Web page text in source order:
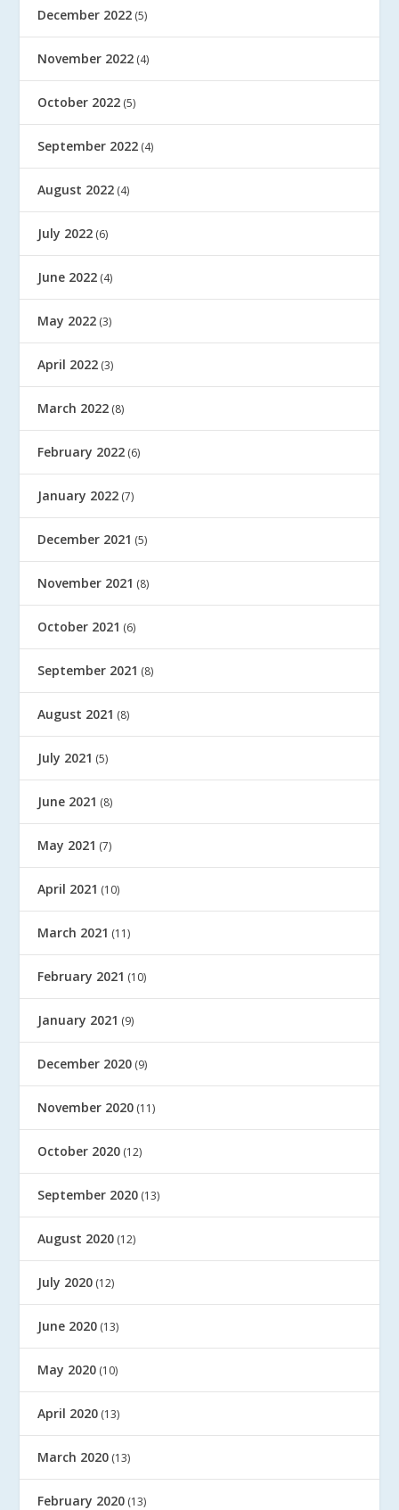
December 2022 (5)
November 2022 (4)
October 2022 (5)
September 2022 (4)
August 2022 (4)
July 2022 (6)
June 2022 (4)
May 2022 (3)
April 2022 (3)
March 2022 (8)
February 2022 (6)
January 2022 (7)
December 2021 (5)
November 2021 (8)
October 2021 (6)
September 2021 (8)
August 2021 (8)
July 2021 (5)
June 2021 (8)
May 2021 (7)
April 2021 (10)
March 2021 (11)
February 2021 (10)
January 2021 (9)
December 2020 (9)
November 2020 (11)
October 2020 (12)
September 2020 (13)
August 2020 (12)
July 2020 (12)
June 2020 (13)
May 2020 (10)
April 2020 (13)
March 2020 (13)
February 2020 (13)